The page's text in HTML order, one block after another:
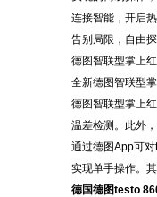
连接智能，开启热
告别局限，自由探
德图智联型掌上
全新德图智联型
德图智联型掌上
温差检测。此外
通过德图App可
实现单手操作。
德国德图testo